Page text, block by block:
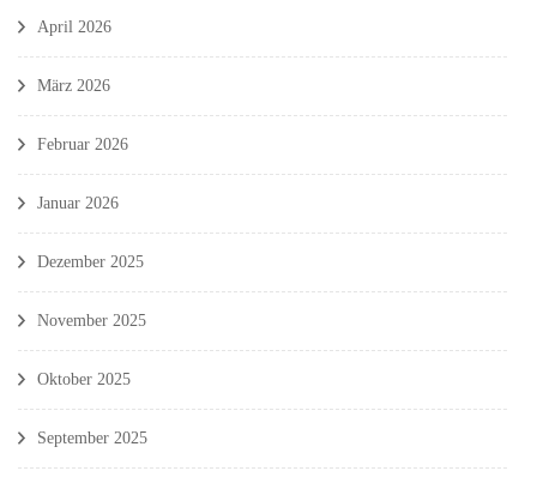
April 2026
März 2026
Februar 2026
Januar 2026
Dezember 2025
November 2025
Oktober 2025
September 2025